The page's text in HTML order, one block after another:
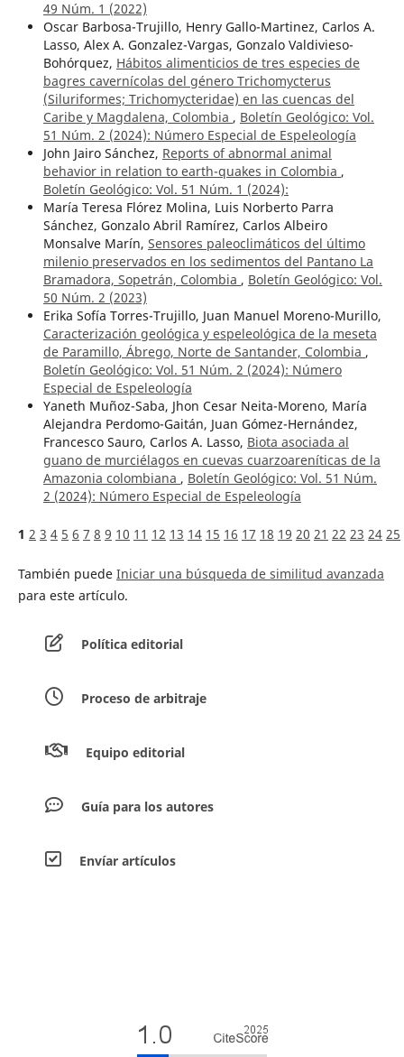
49 Núm. 1 (2022)
Oscar Barbosa-Trujillo, Henry Gallo-Martinez, Carlos A.
Lasso, Alex A. Gonzalez-Vargas, Gonzalo Valdivieso-
Bohórquez, Hábitos alimenticios de tres especies de
bagres cavernícolas del género Trichomycterus
(Siluriformes; Trichomycteridae) en las cuencas del
Caribe y Magdalena, Colombia , Boletín Geológico: Vol.
51 Núm. 2 (2024): Número Especial de Espeleología
John Jairo Sánchez, Reports of abnormal animal
behavior in relation to earth-quakes in Colombia ,
Boletín Geológico: Vol. 51 Núm. 1 (2024):
María Teresa Flórez Molina, Luis Norberto Parra
Sánchez, Gonzalo Abril Ramírez, Carlos Albeiro
Monsalve Marín, Sensores paleoclimáticos del último
milenio preservados en los sedimentos del Pantano La
Bramadora, Sopetrán, Colombia , Boletín Geológico: Vol.
50 Núm. 2 (2023)
Erika Sofía Torres-Trujillo, Juan Manuel Moreno-Murillo,
Caracterización geológica y espeleológica de la meseta
de Paramillo, Ábrego, Norte de Santander, Colombia ,
Boletín Geológico: Vol. 51 Núm. 2 (2024): Número
Especial de Espeleología
Yaneth Muñoz-Saba, Jhon Cesar Neita-Moreno, María
Alejandra Perdomo-Gaitán, Juan Gómez-Hernández,
Francesco Sauro, Carlos A. Lasso, Biota asociada al
guano de murciélagos en cuevas cuarzoareníticas de la
Amazonia colombiana , Boletín Geológico: Vol. 51 Núm.
2 (2024): Número Especial de Espeleología
1 2 3 4 5 6 7 8 9 10 11 12 13 14 15 16 17 18 19 20 21 22 23 24 25
También puede Iniciar una búsqueda de similitud avanzada
para este artículo.
Política editorial
Proceso de arbitraje
Equipo editorial
Guía para los autores
Envíar artículos